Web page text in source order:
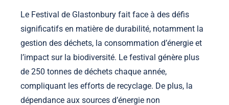
Le Festival de Glastonbury fait face à des défis
significatifs en matière de durabilité, notamment la
gestion des déchets, la consommation d’énergie et
l’impact sur la biodiversité. Le festival génère plus
de 250 tonnes de déchets chaque année,
compliquant les efforts de recyclage. De plus, la
dépendance aux sources d’énergie non